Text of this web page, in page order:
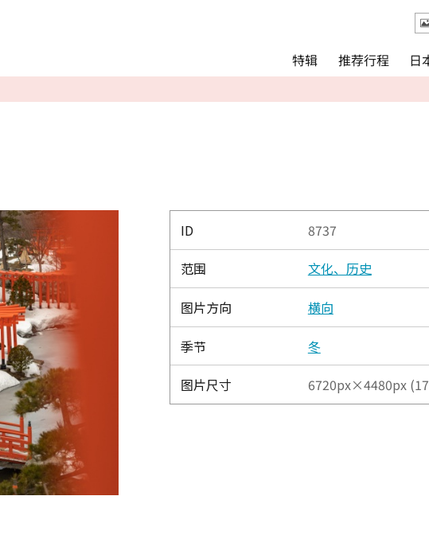
推荐行程
观光
简体中文
ID 8737
范围 文化、历史
图片方向 横向
季节 冬
图片尺寸 6720px×4480px
特辑 推荐行程 日